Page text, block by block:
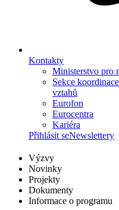
Kontakty
Ministerstvo pro
Sekce
vztahů
Eurofon
Eurocentra
Kariéra
Přihlásit seNewslettery
Výzvy
Novinky
Projekty
Dokumenty
Informace o programu